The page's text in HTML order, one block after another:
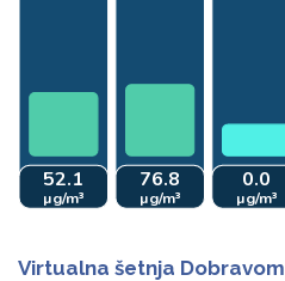
Virtualna šetnja Dobravom